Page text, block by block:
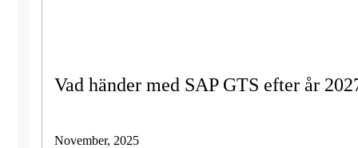
Vad händer med SAP GTS efter år
November, 2025